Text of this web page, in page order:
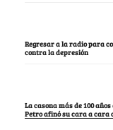
Regresar a la radio para
contra la depresión
La casona más de 100
Petro afinó su cara a cara